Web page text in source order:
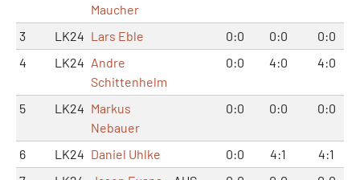
Maucher
3 LK24 Lars Eble 0:0 0:0
0:0
4
LK24 Andre
Schittenhelm
0:0 4:0 4:0
5 LK24 Markus
Nebauer
0:0 0:0 0:0
6 LK24 Daniel Uhlke 0:0 4:1
4:1